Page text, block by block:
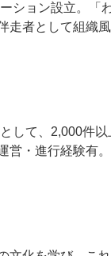
ション設立。
走者として組織
して、2,000件
・進行経験有